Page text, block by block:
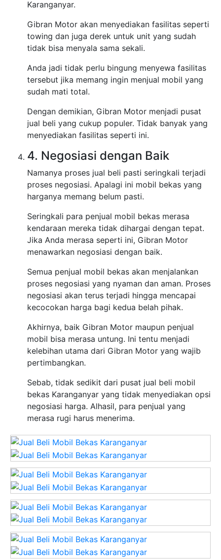
Karanganyar.
Gibran Motor akan menyediakan fasilitas seperti
towing dan juga derek untuk unit yang sudah
tidak bisa menyala sama sekali.
Anda jadi tidak perlu bingung menyewa fasilitas
tersebut jika memang ingin menjual mobil yang
sudah mati total.
Dengan demikian, Gibran Motor menjadi pusat
jual beli yang cukup populer. Tidak banyak yang
menyediakan fasilitas seperti ini.
4. Negosiasi dengan Baik
Namanya proses jual beli pasti seringkali terjadi
proses negosiasi. Apalagi ini mobil bekas yang
harganya memang belum pasti.
Seringkali para penjual mobil bekas merasa
kendaraan mereka tidak dihargai dengan tepat.
Jika Anda merasa seperti ini, Gibran Motor
menawarkan negosiasi dengan baik.
Semua penjual mobil bekas akan menjalankan
proses negosiasi yang nyaman dan aman. Proses
negosiasi akan terus terjadi hingga mencapai
kecocokan harga bagi kedua belah pihak.
Akhirnya, baik Gibran Motor maupun penjual
mobil bisa merasa untung. Ini tentu menjadi
kelebihan utama dari Gibran Motor yang wajib
pertimbangkan.
Sebab, tidak sedikit dari pusat jual beli mobil
bekas Karanganyar yang tidak menyediakan opsi
negosiasi harga. Alhasil, para penjual yang
merasa rugi harus menerima.